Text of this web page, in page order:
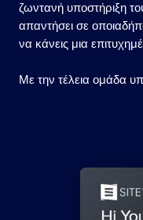
ζωντανή υποστήριξη
απαντήσει σε
να κάνεις μια
Με την τέλεια ομάδα